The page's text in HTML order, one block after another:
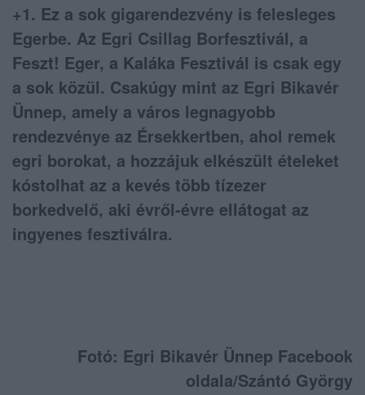
+1. Ez a sok gigarendezvény is felesleges
Egerbe. Az Egri Csillag Borfesztivál, a
Feszt! Eger, a Kaláka Fesztivál is csak egy
a sok közül. Csakúgy mint az Egri Bikavér
Ünnep, amely a város legnagyobb
rendezvénye az Érsekkertben, ahol remek
egri borokat, a hozzájuk elkészült ételeket
kóstolhat az a kevés több tízezer
borkedvelő, aki évről-évre ellátogat az
ingyenes fesztiválra.
Fotó: Egri Bikavér Ünnep Facebook
oldala/Szántó György